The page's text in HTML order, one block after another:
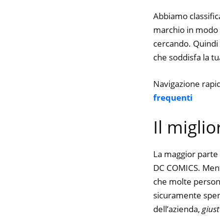
Abbiamo
marchio in
cercando.
che soddisfa la
Navigazione
frequenti
Il
La maggior
DC COMICS.
che molte
sicuramente
dell’azienda,